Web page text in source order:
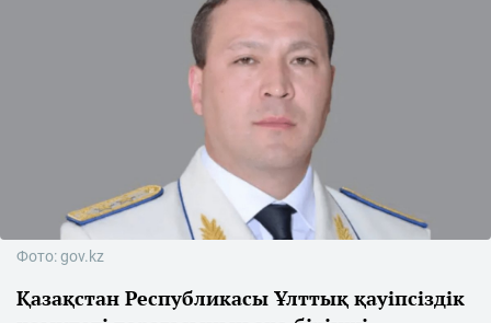
Фото: gov.kz
Қазақстан Республикасы Ұлттық қауіпсіздік